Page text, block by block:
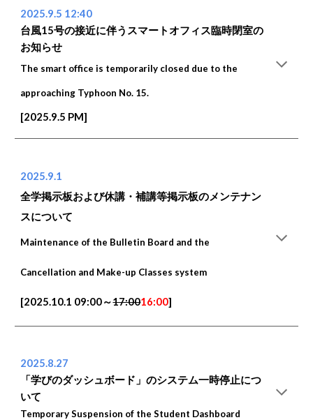
2025.9.5 12:40
台風15号の接近に伴うスマートオフィス臨時閉室の
お知らせ
The smart office is temporarily closed due to the
approaching Typhoon No. 15.
[2025.9.5 PM]
2025.9.1
全学掲示板および休講・補講等掲示板のメンテナン
スについて
Maintenance of the Bulletin Board and the
Cancellation and Make-up Classes system
[2025.10.1 09:00～17:0016:00]
2025.8.27
「学びのダッシュボード」のシステム一時停止につ
いて
Temporary Suspension of the Student Dashboard